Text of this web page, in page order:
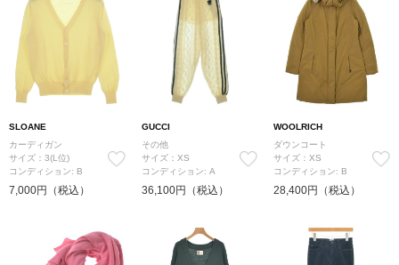
SLOANE
カーディガン
サイズ：3(L位)
コンディション: B
7,000円（税込）
GUCCI
その他
サイズ：XS
コンディション: A
36,100円（税込）
WOOLRICH
ダウンコート
サイズ：XS
コンディション: B
28,400円（税込）